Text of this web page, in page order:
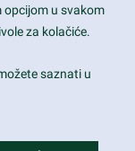
opcijom u svakom
za kolačiće.
saznati u